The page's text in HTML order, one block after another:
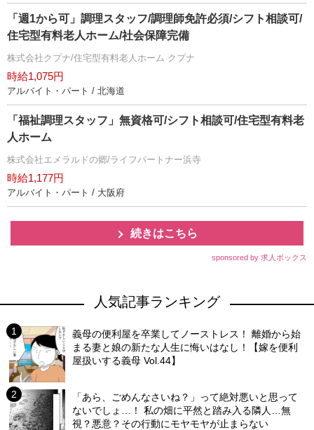
「週1から可」調理スタッフ/調理師免許必須/シフト相談可/
住宅型有料老人ホーム/社会保障完備
株式会社クプナ/住宅型有料老人ホーム クプナ
時給1,075円
アルバイト・パート / 北海道
「福祉調理スタッフ」無資格可/シフト相談可/住宅型有料老
人ホーム
株式会社エメラルドの郷/ライフパートナー浜寺
時給1,177円
アルバイト・パート / 大阪府
続きはこちら
sponsored by 求人ボックス
人気記事ランキング
義母の便利屋を卒業してノーストレス！ 離婚から始
まる妻と娘の新たな人生に悔いはなし！【嫁を便利
屋扱いする義母 Vol.44】
「あら、ごめんなさいね？」って絶対悪いと思って
ないでしょ…！ 私の畑に平然と踏み入る隣人…無
視？悪意？その行動にモヤモヤが止まらない